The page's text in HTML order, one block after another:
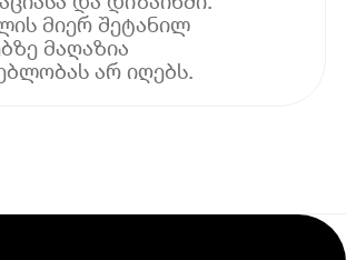
მიერ შეტანილ
მაღაზია
არ იღებს.